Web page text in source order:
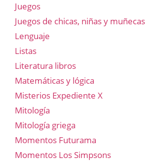
Juegos
Juegos de chicas, niñas y muñecas
Lenguaje
Listas
Literatura libros
Matemáticas y lógica
Misterios Expediente X
Mitología
Mitología griega
Momentos Futurama
Momentos Los Simpsons